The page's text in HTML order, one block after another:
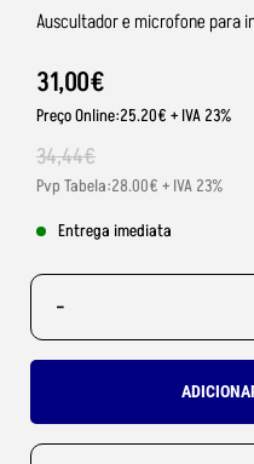
Auscultador e microfone para
31,00€
Preço Online:25.20€ + IVA 23%
34,44€
Pvp Tabela:28.00€ + IVA 23%
Entrega imediata
-